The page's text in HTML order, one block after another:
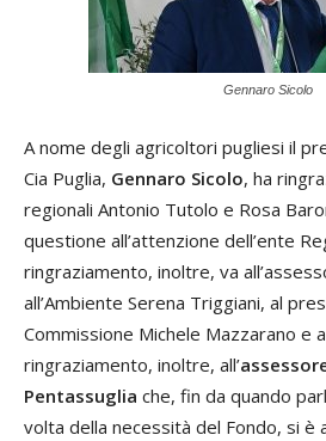
Gennaro Sicolo
A nome degli agricoltori pugliesi il
Cia Puglia, Gennaro Sicolo, ha
regionali Antonio Tutolo e Rosa
questione all’attenzione dell’ente
ringraziamento, inoltre, va
all’Ambiente Serena Triggiani, al
Commissione Michele Mazzarano e
ringraziamento, inoltre, all’
Pentassuglia che, fin da quando
volta della necessità del Fondo, si è